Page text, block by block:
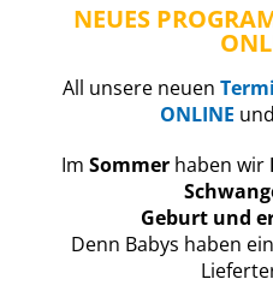
NEUES
All unsere neuen
ONLINE und
Im Sommer haben wir
Geburt und
Denn Babys haben